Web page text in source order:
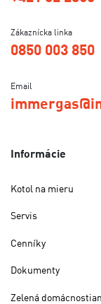
Zákaznícka linka
0850 003 850
Email
Informácie
Kotol na mieru
Servis
Cenníky
Dokumenty
Zelená